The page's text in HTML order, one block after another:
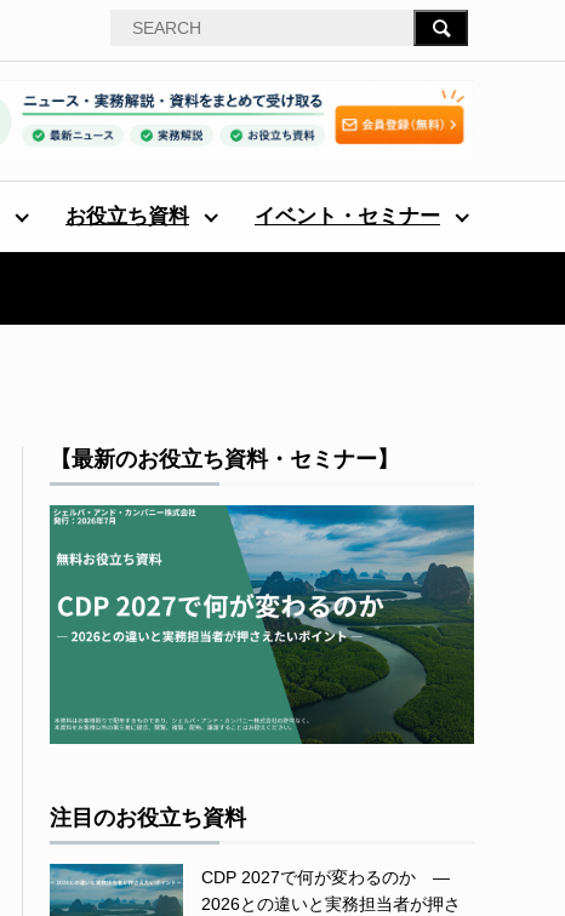
お役立ち資料 イベント・セミナー
【最新のお役立ち資料・セミナー】
注目のお役立ち資料
CDP 2027で何が変わるのか ―
2026との違いと実務担当者が押さ